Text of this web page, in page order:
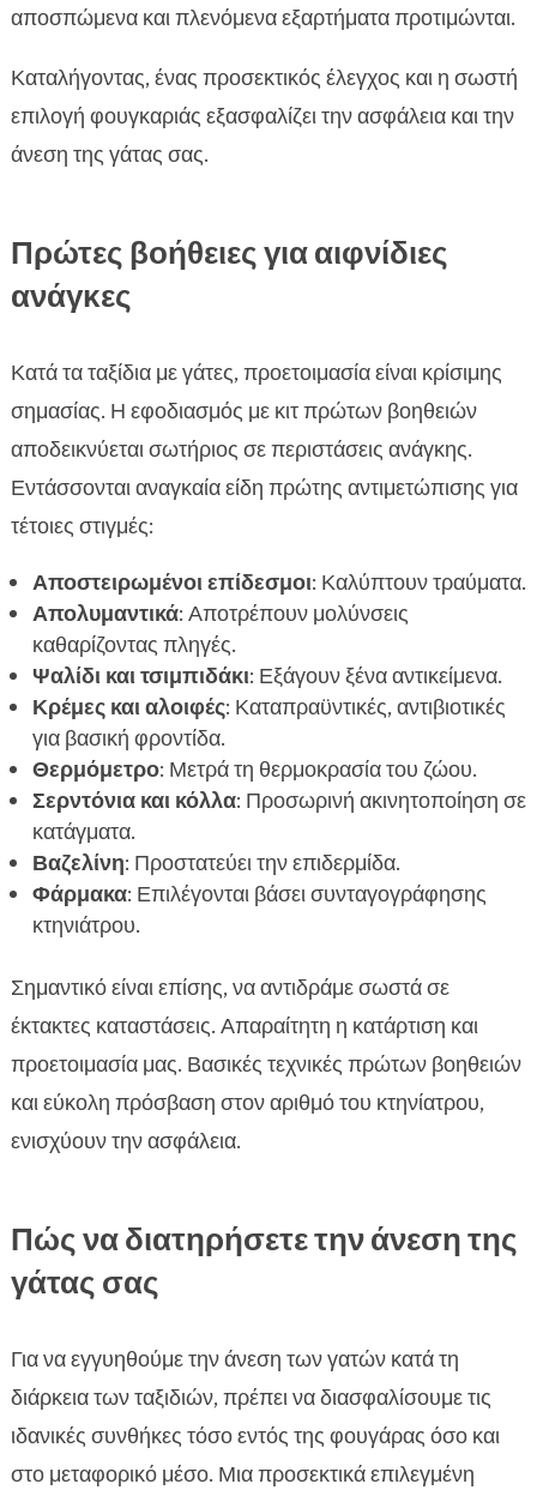
αποσπώμενα και πλενόμενα εξαρτήματα προτιμώνται.
Καταλήγοντας, ένας προσεκτικός έλεγχος και η σωστή
επιλογή φουγκαριάς εξασφαλίζει την ασφάλεια και την
άνεση της γάτας σας.
Πρώτες βοήθειες για αιφνίδιες
ανάγκες
Κατά τα ταξίδια με γάτες, προετοιμασία είναι κρίσιμης
σημασίας. Η εφοδιασμός με κιτ πρώτων βοηθειών
αποδεικνύεται σωτήριος σε περιστάσεις ανάγκης.
Εντάσσονται αναγκαία είδη πρώτης αντιμετώπισης για
τέτοιες στιγμές:
Αποστειρωμένοι επίδεσμοι: Καλύπτουν τραύματα.
Απολυμαντικά: Αποτρέπουν μολύνσεις
καθαρίζοντας πληγές.
Ψαλίδι και τσιμπιδάκι: Εξάγουν ξένα αντικείμενα.
Κρέμες και αλοιφές: Καταπραϋντικές, αντιβιοτικές
για βασική φροντίδα.
Θερμόμετρο: Μετρά τη θερμοκρασία του ζώου.
Σερντόνια και κόλλα: Προσωρινή ακινητοποίηση σε
κατάγματα.
Βαζελίνη: Προστατεύει την επιδερμίδα.
Φάρμακα: Επιλέγονται βάσει συνταγογράφησης
κτηνιάτρου.
Σημαντικό είναι επίσης, να αντιδράμε σωστά σε
έκτακτες καταστάσεις. Απαραίτητη η κατάρτιση και
προετοιμασία μας. Βασικές τεχνικές πρώτων βοηθειών
και εύκολη πρόσβαση στον αριθμό του κτηνίατρου,
ενισχύουν την ασφάλεια.
Πώς να διατηρήσετε την άνεση της
γάτας σας
Για να εγγυηθούμε την άνεση των γατών κατά τη
διάρκεια των ταξιδιών, πρέπει να διασφαλίσουμε τις
ιδανικές συνθήκες τόσο εντός της φουγάρας όσο και
στο μεταφορικό μέσο. Μια προσεκτικά επιλεγμένη